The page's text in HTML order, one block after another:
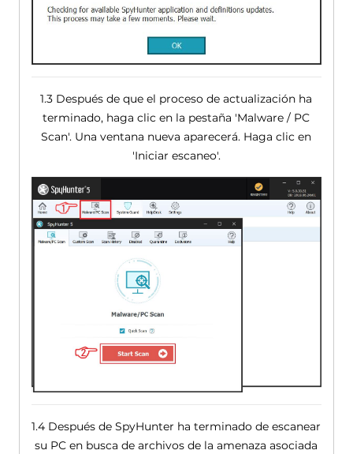
1.3 Después de que el proceso de actualización ha
terminado, haga clic en la pestaña 'Malware / PC
Scan'. Una ventana nueva aparecerá. Haga clic en
'Iniciar escaneo'.
1.4 Después de SpyHunter ha terminado de escanear
su PC en busca de archivos de la amenaza asociada